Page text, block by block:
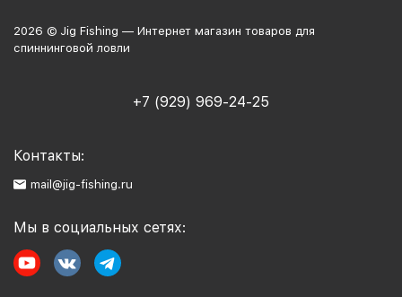
2026 © Jig Fishing — Интернет магазин товаров для
спиннинговой ловли
+7 (929) 969-24-25
Контакты:
mail@jig-fishing.ru
Мы в социальных сетях: